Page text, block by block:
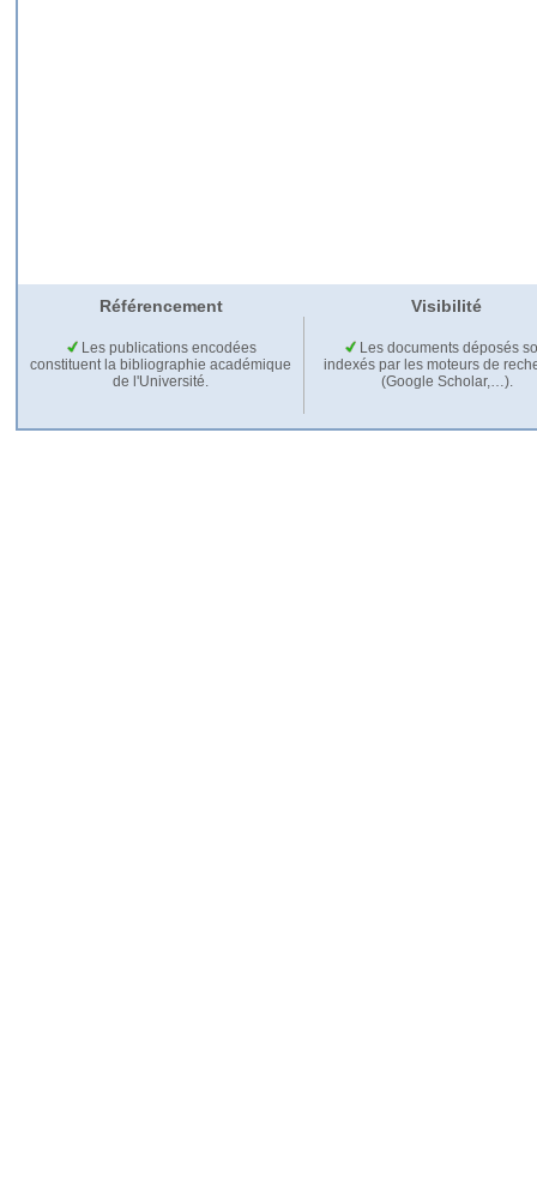
Référencement Visibilité
Les publications encodées
constituent la bibliographie académique
de l'Université.
Les documents déposés
indexés par les moteurs de
(Google Scholar,…).